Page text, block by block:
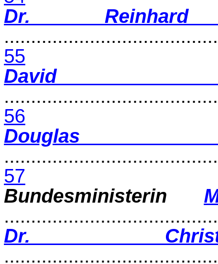
Dr.
55
David
56
Douglas
57
Bundesministerin
Dr.